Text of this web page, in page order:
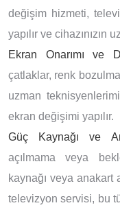
değişim hizmeti,
yapılır ve cihazınızın
Ekran Onarımı ve
çatlaklar, renk
uzman
ekran değişimi yapılır.
Güç Kaynağı ve
açılmama veya
kaynağı veya anakart
televizyon servisi, bu